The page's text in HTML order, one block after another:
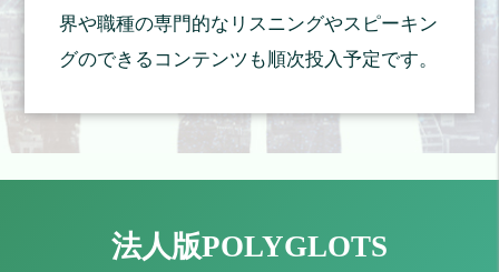
界や職種の専門的なリスニングやスピーキン
グのできるコンテンツも順次投入予定です。
法人版POLYGLOTS